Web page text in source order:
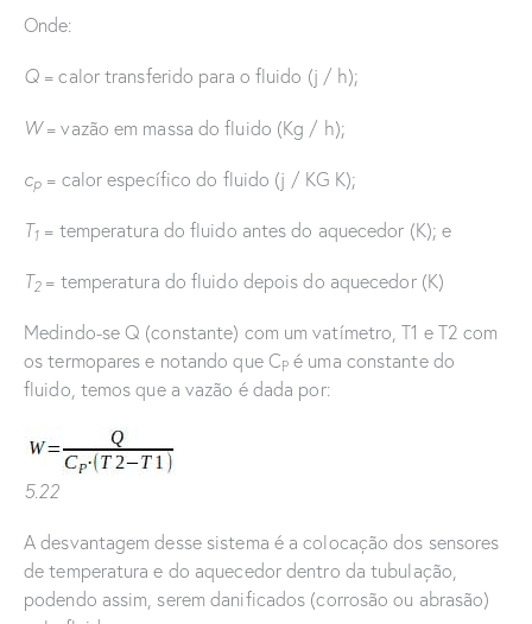
Onde:
Q = calor transferido para o fluido (j / h);
W= vazão em massa do fluido (Kg / h);
cp = calor específico do fluido (j / KG K);
T1 = temperatura do fluido antes do aquecedor (K); e
T2= temperatura do fluido depois do aquecedor (K)
Medindo-se Q (constante) com um vatímetro, T1 e T2 com
os termopares e notando que CP é uma constante do
fluido, temos que a vazão é dada por:
5.22
A desvantagem desse sistema é a colocação dos sensores
de temperatura e do aquecedor dentro da tubulação,
podendo assim, serem danificados (corrosão ou abrasão)